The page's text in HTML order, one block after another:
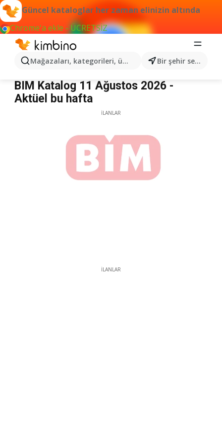
Güncel kataloglar her zaman elinizin altında
Chrome'a ekle - ÜCRETSİZ
Mağazaları, kategorileri, ürünleri arayın... Bir şehir seçin
BİM
BIM Katalog 11 Ağustos 2026 -
Aktüel bu hafta
İLANLAR
İLANLAR